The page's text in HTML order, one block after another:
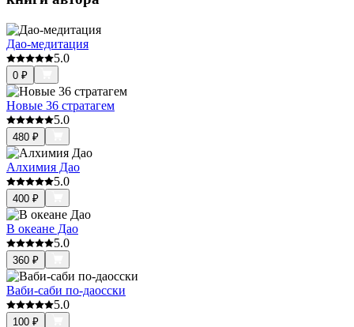
Дао-медитация
5.0
0 ₽
Новые 36 стратагем
5.0
480 ₽
Алхимия Дао
5.0
400 ₽
В океане Дао
5.0
360 ₽
Ваби-саби по-даосски
5.0
100 ₽